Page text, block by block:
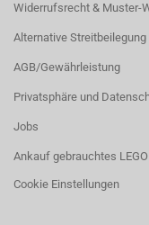
Widerrufsrecht & Muster-
Alternative Streitbeilegung
AGB/Gewährleistung
Privatsphäre und
Jobs
Ankauf gebrauchtes LEGO
Cookie Einstellungen